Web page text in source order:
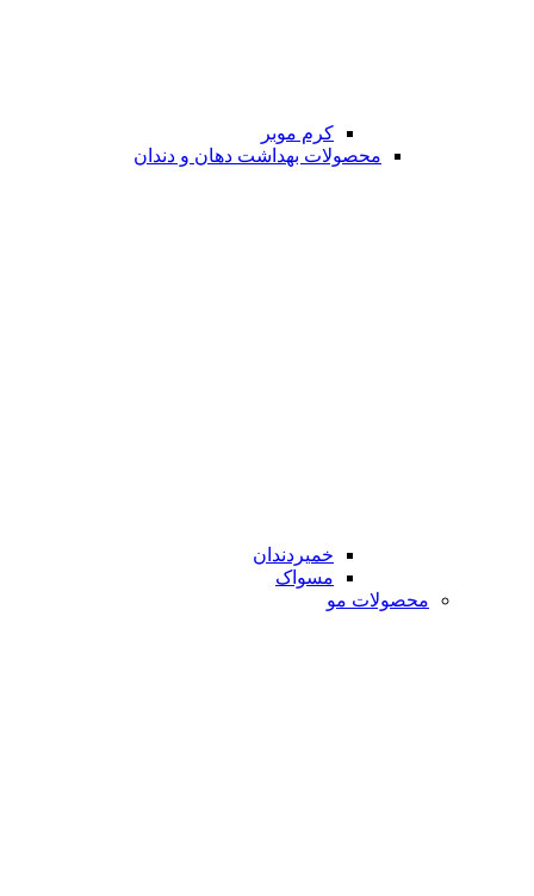
کرم موبر
محصولات بهداشت دهان و دندان
خمیردندان
مسواک
محصولات مو